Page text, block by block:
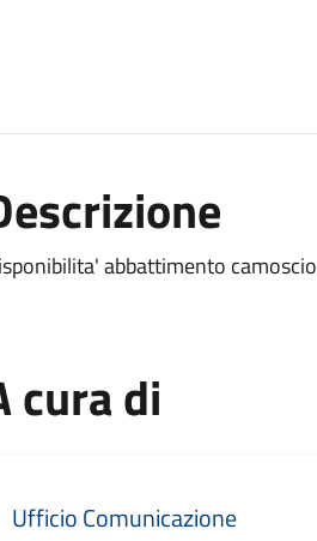
abbattimento camoscio
cura di
Ufficio Comunicazione